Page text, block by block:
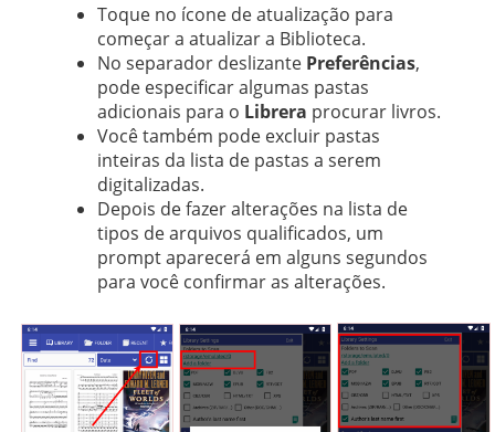
Toque no ícone de atualização para
começar a atualizar a Biblioteca.
No separador deslizante Preferências,
pode especificar algumas pastas
adicionais para o Librera procurar livros.
Você também pode excluir pastas
inteiras da lista de pastas a serem
digitalizadas.
Depois de fazer alterações na lista de
tipos de arquivos qualificados, um
prompt aparecerá em alguns segundos
para você confirmar as alterações.